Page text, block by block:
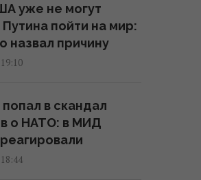
августа 2026
августа 2026
памятную
уже не могут
Путина пойти на мир:
назвал причину
в скандал
о НАТО: в МИД